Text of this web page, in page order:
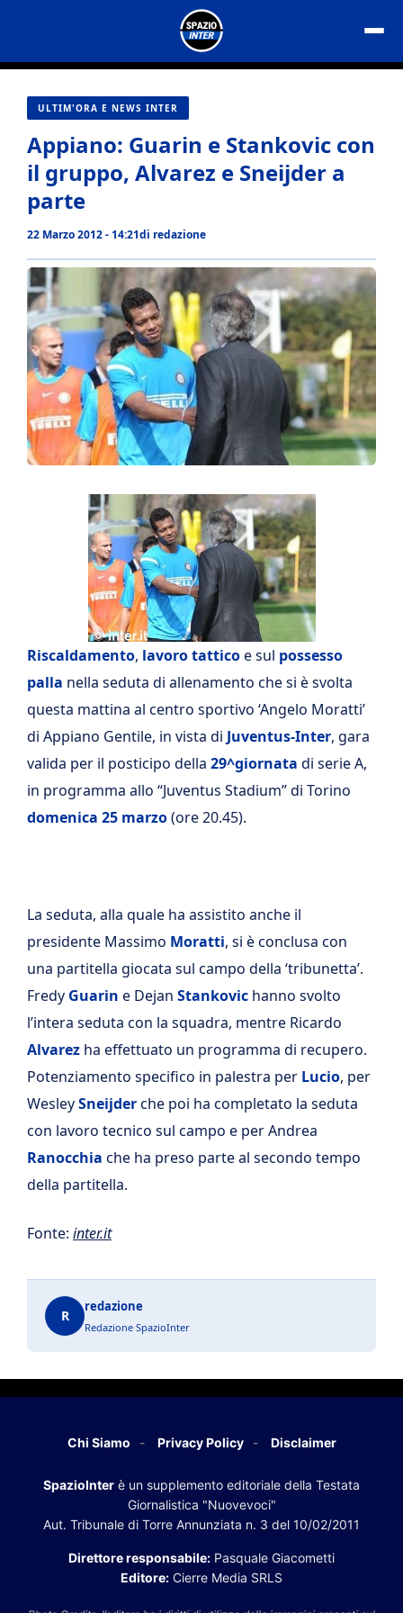
contenuto
ULTIM'ORA E NEWS INTER
Appiano: Guarin e Stankovic con
il gruppo, Alvarez e Sneijder a
parte
22 Marzo 2012 - 14:21di redazione
Riscaldamento, lavoro tatticoe sul possesso
palla nella seduta di allenamento che si è svolta
questa mattina al centro sportivo ‘Angelo Moratti’
di Appiano Gentile, in vista di Juventus-Inter, gara
valida per il posticipo della 29^giornata di serie A,
in programma allo “Juventus Stadium” di Torino
domenica 25 marzo(ore 20.45).
La seduta, alla quale ha assistito anche il
presidente Massimo Moratti, si è conclusa con
una partitella giocata sul campo della ‘tribunetta’.
Fredy Guarin e Dejan Stankovic hanno svolto
l’intera seduta con la squadra, mentre Ricardo
Alvarez ha effettuato un programma di recupero.
Potenziamento specifico in palestra per Lucio, per
WesleySneijderche poi ha completato la seduta
con lavoro tecnico sul campo e per Andrea
Ranocchia che ha preso parte al secondo tempo
della partitella.
Fonte: inter.it
R
redazione
Redazione SpazioInter
Chi Siamo Privacy Policy Disclaimer
SpazioInter è un supplemento editoriale della Testata
Giornalistica "Nuovevoci"
Aut. Tribunale di Torre Annunziata n. 3 del 10/02/2011
Direttore responsabile: Pasquale Giacometti
Editore: Cierre Media SRLS